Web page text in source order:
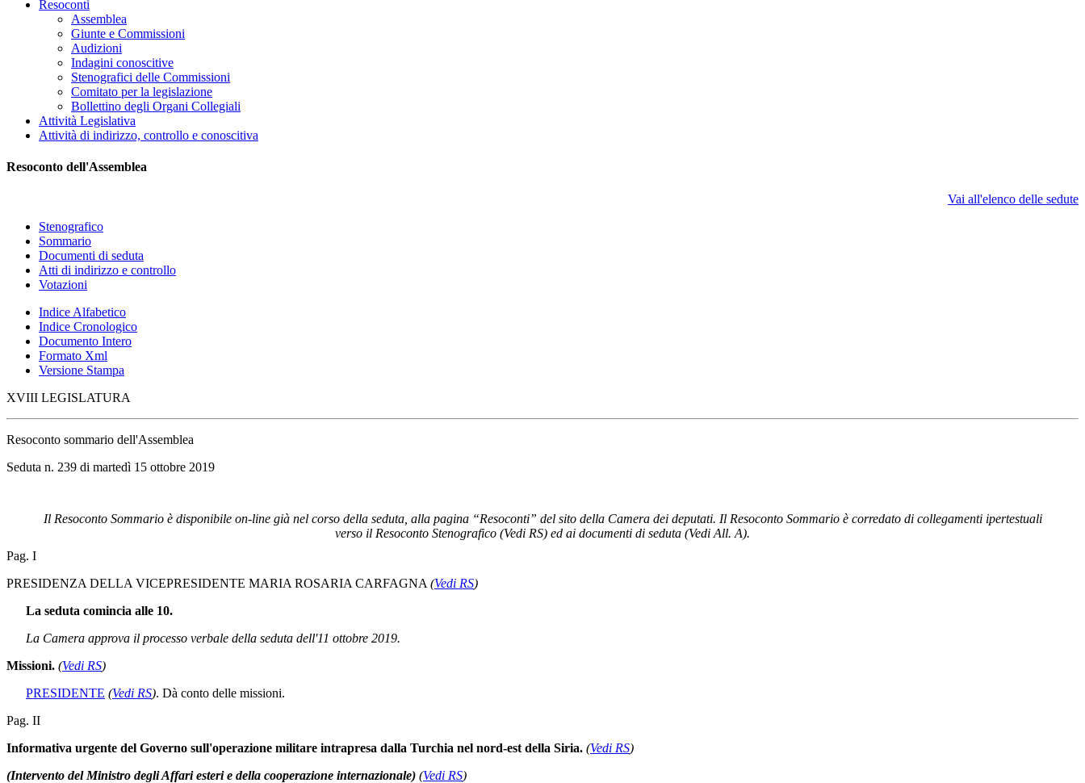
Resoconti
Assemblea
Giunte e Commissioni
Audizioni
Indagini conoscitive
Stenografici delle Commissioni
Comitato per la legislazione
Bollettino degli Organi Collegiali
Attività Legislativa
Attività di indirizzo, controllo e conoscitiva
Resoconto dell'Assemblea
Vai all'elenco delle sedute
Stenografico
Sommario
Documenti di seduta
Atti di indirizzo e controllo
Votazioni
Indice Alfabetico
Indice Cronologico
Documento Intero
Formato Xml
Versione Stampa
XVIII LEGISLATURA
Resoconto sommario dell'Assemblea
Seduta n. 239 di martedì 15 ottobre 2019
Il Resoconto Sommario è disponibile on-line già nel corso della seduta, alla pagina “Resoconti” del sito della Camera dei deputati. Il Resoconto Sommario è corredato di collegamenti ipertestuali
verso il Resoconto Stenografico (Vedi RS) ed ai documenti di seduta (Vedi All. A).
Pag. I
PRESIDENZA DELLA VICEPRESIDENTE MARIA ROSARIA CARFAGNA (Vedi RS)
La seduta comincia alle 10.
La Camera approva il processo verbale della seduta dell'11 ottobre 2019.
Missioni. (Vedi RS)
PRESIDENTE (Vedi RS). Dà conto delle missioni.
Pag. II
Informativa urgente del Governo sull'operazione militare intrapresa dalla Turchia nel nord-est della Siria. (Vedi RS)
(Intervento del Ministro degli Affari esteri e della cooperazione internazionale) (Vedi RS)